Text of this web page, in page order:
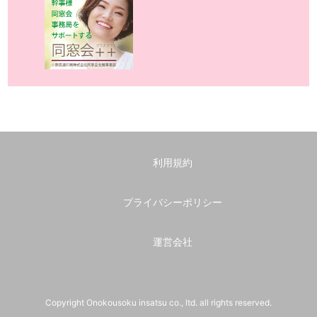
利用規約
プライバシーポリシー
運営会社
Copyright Onokousoku insatsu co., ltd. all rights reserved.